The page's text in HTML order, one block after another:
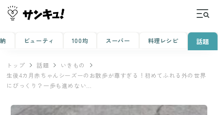
ビューティ 100均 スーパー 料理レシピ 話題
トップ 話題
いきもの
生後4カ月赤ちゃんシーズーのお散歩が尊すぎる！初めてふれる外の世界
にびっくり？一歩も進めない…